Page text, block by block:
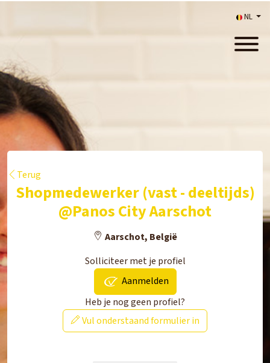
NL
Terug
Shopmedewerker (vast - deeltijds)
@Panos City Aarschot
Aarschot, België
Solliciteer met je profiel
Aanmelden
Heb je nog geen profiel?
Vul onderstaand formulier in